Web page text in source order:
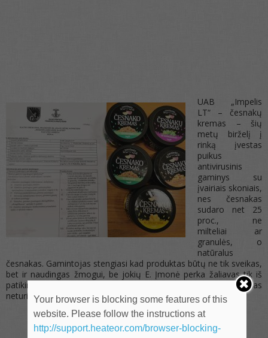
UAB „Impelis
LT“ – česnakų
kremas – šių
metų birželį į
rinką įvestas
puikus
antivirusinis
gaminys su
įvairiais skoniais,
nes česnakas
sudaro net 25
proc., ne
milteliai ar
granulės, o
natūralus
česnakas. Gamintojas stengiasi kad produktas būtų ne tik sveikas,
bet ir naudingas žmogui, be jokių E. Įmonė perka žaliavas tik iš
patikimų sertifikuotų Lietuvos ūkių ir jas perdirba. Produktas
neturi analogo.
Your browser is blocking some features of this
website. Please follow the instructions at
http://support.heateor.com/browser-blocking-